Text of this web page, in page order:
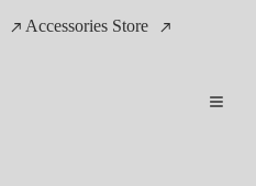
Accessories Store